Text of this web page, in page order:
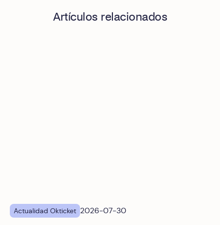
Artículos relacionados
Actualidad Okticket 2026-07-30